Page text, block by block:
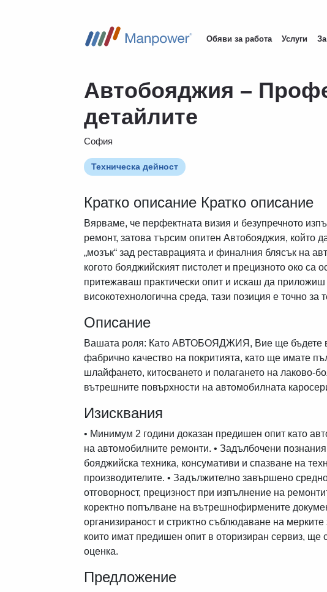
Обяви за работа Услуги
Автобояджия –
детайлите
София
Техническа дейност
Кратко описание Кратко описание
Вярваме, че перфектната визия и безупречното
ремонт, затова търсим опитен Автобояджия, който
„мозък“ зад реставрацията и финалния блясък на
когото бояджийският пистолет и прецизното око са
притежаваш практически опит и искаш да приложиш
високотехнологична среда, тази позиция е точно за
Описание
Вашата роля: Като АВТОБОЯДЖИЯ, Вие ще бъдете
фабрично качество на покритията, като ще имате
шлайфането, китосването и полагането на лаково-
вътрешните повърхности на автомобилната
Изисквания
• Минимум 2 години доказан предишен опит като
на автомобилните ремонти. • Задълбочени
бояджийска техника, консумативи и спазване на
производителите. • Задължително завършено
отговорност, прецизност при изпълнение на
коректно попълване на вътрешнофирмените
организираност и стриктно съблюдаване на мерките
които имат предишен опит в оторизиран сервиз, ще
оценка.
Предложение